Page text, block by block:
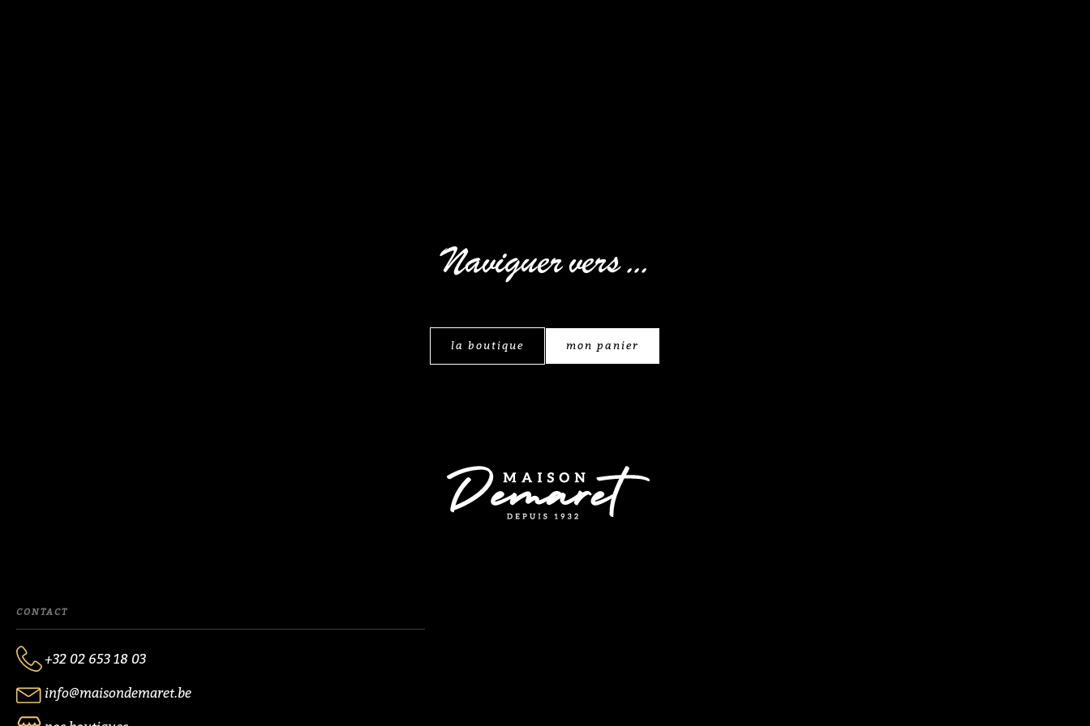
Naviguer vers ...
la boutique mon panier
CONTACT
+32 02 653 18 03
info@maisondemaret.be